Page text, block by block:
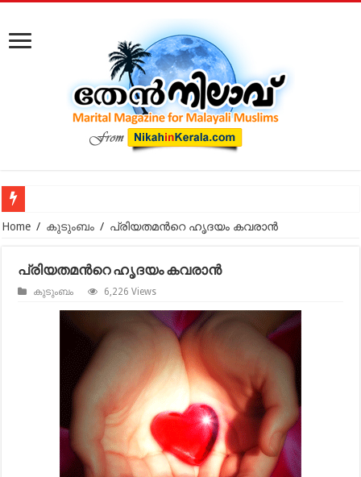
കോടതിക്ക് പുറത്ത് നടക്കുന്ന മുസ്‌ലിം വിവാഹ മോചനം: കുടുംബ
Home / കുടുംബം / പ്രിയതമൻറെ ഹൃദയം കവരാന്‍
പ്രിയതമൻറെ ഹൃദയം കവരാന്‍
കുടുംബം 6,226 Views